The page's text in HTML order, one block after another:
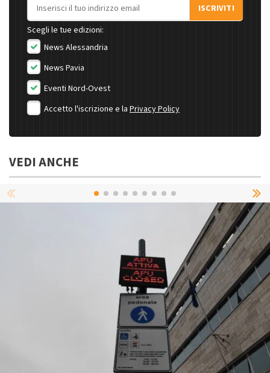
Indirizzo email
ISCRIVITI
Scegli le tue edizioni:
News Alessandria
News Pavia
Eventi Nord-Ovest
Accetto l'iscrizione e la Privacy Policy
VEDI ANCHE